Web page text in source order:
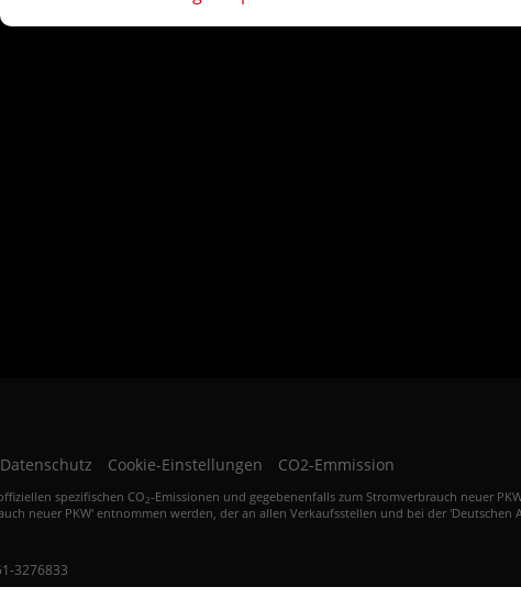
Pforzheim, Althengstett, Calw, Nagold, Freudenstadt, Sinsheim, Heilbronn, Waghäusel,
Datenschutz Cookie-Einstellungen CO2-Emmission
spezifischen CO2-Emissionen und gegebenenfalls zum Stromverbrauch neuer
neuer PKW' entnommen werden, der an allen Verkaufsstellen und bei der
3276833